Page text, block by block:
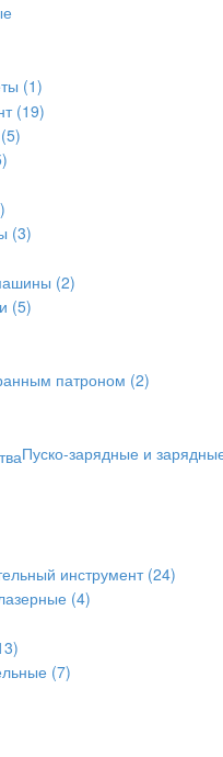
(1)
(19)
(5)
(3)
(2)
(5)
патроном (2)
Пуско-зарядные и
инструмент(24)
(4)
(7)